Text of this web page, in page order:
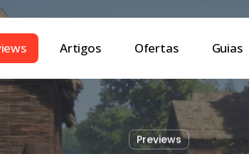
Artigos Ofertas Guias
Previews